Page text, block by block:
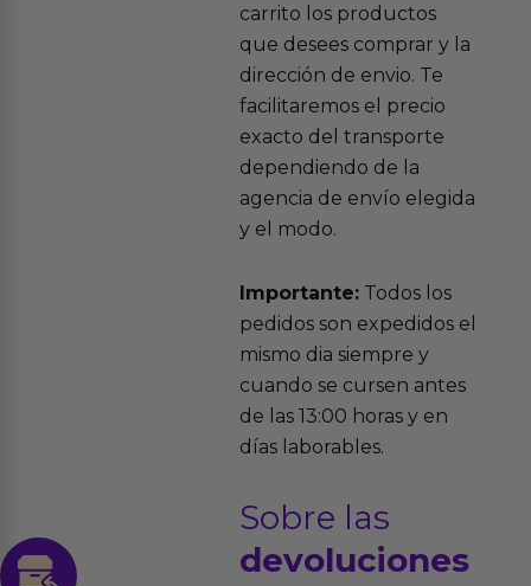
carrito los productos
que desees comprar y la
dirección de envio. Te
facilitaremos el precio
exacto del transporte
dependiendo de la
agencia de envío elegida
y el modo.
Importante:Todos los
pedidos son expedidos el
mismo dia siempre y
cuando se cursen antes
de las 13:00 horas y en
días laborables.
Sobre las
devoluciones